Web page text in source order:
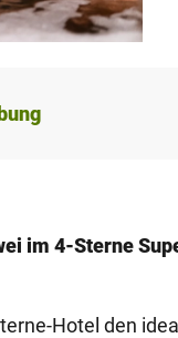
im 4-Sterne
Hotel den